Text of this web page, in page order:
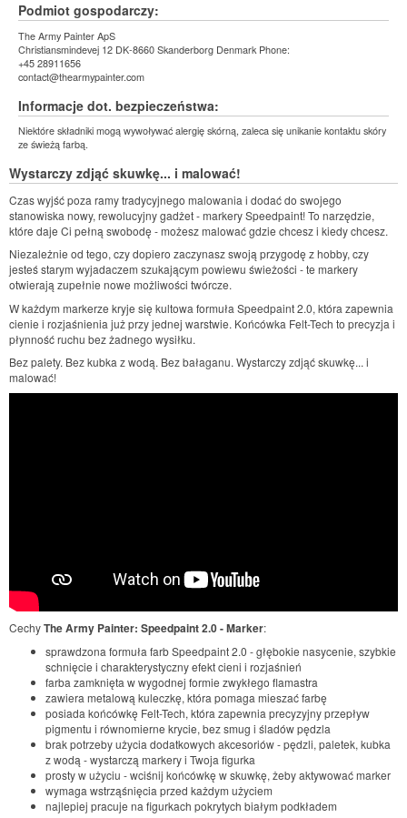
Podmiot gospodarczy:
The Army Painter ApS
Christiansmindevej 12 DK-8660 Skanderborg Denmark Phone:
+45 28911656
contact@thearmypainter.com
Informacje dot. bezpieczeństwa:
Niektóre składniki mogą wywoływać alergię skórną, zaleca się unikanie kontaktu skóry
ze świeżą farbą.
Wystarczy zdjąć skuwkę... i malować!
Czas wyjść poza ramy tradycyjnego malowania i dodać do swojego
stanowiska nowy, rewolucyjny gadżet - markery Speedpaint! To narzędzie,
które daje Ci pełną swobodę - możesz malować gdzie chcesz i kiedy chcesz.
Niezależnie od tego, czy dopiero zaczynasz swoją przygodę z hobby, czy
jesteś starym wyjadaczem szukającym powiewu świeżości - te markery
otwierają zupełnie nowe możliwości twórcze.
W każdym markerze kryje się kultowa formuła Speedpaint 2.0, która zapewnia
cienie i rozjaśnienia już przy jednej warstwie. Końcówka Felt-Tech to precyzja i
płynność ruchu bez żadnego wysiłku.
Bez palety. Bez kubka z wodą. Bez bałaganu. Wystarczy zdjąć skuwkę... i
malować!
CechyThe Army Painter: Speedpaint 2.0 - Marker:
sprawdzona formuła farb Speedpaint 2.0 - głębokie nasycenie, szybkie
schnięcie i charakterystyczny efekt cieni i rozjaśnień
farba zamknięta w wygodnej formie zwykłego flamastra
zawiera metalową kuleczkę, która pomaga mieszać farbę
posiada końcówkę Felt-Tech, która zapewnia precyzyjny przepływ
pigmentu i równomierne krycie, bez smug i śladów pędzla
brak potrzeby użycia dodatkowych akcesoriów - pędzli, paletek, kubka
z wodą - wystarczą markery i Twoja figurka
prosty w użyciu - wciśnij końcówkę w skuwkę, żeby aktywować marker
wymaga wstrząśnięcia przed każdym użyciem
najlepiej pracuje na figurkach pokrytych białym podkładem